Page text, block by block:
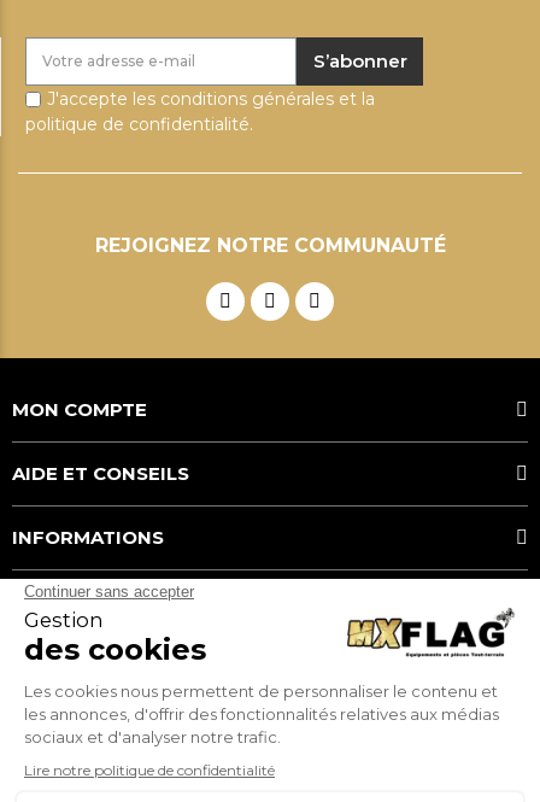
S’abonner
J'accepte les conditions générales et la
politique de confidentialité.
REJOIGNEZ NOTRE COMMUNAUTÉ
MON COMPTE
AIDE ET CONSEILS
INFORMATIONS
MOYENS DE PAIEMENT